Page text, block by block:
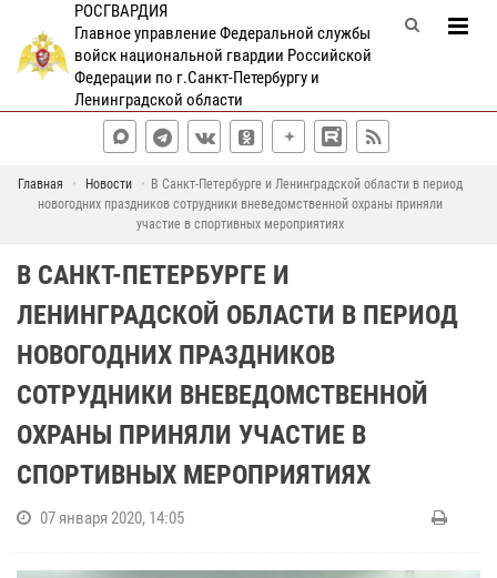
РОСГВАРДИЯ
Главное управление Федеральной службы
войск национальной гвардии Российской
Федерации по г.Санкт-Петербургу и
Ленинградской области
Главная Новости
В Санкт-Петербурге и Ленинградской области в период
новогодних праздников сотрудники вневедомственной охраны приняли
участие в спортивных мероприятиях
В САНКТ-ПЕТЕРБУРГЕ И
ЛЕНИНГРАДСКОЙ ОБЛАСТИ В ПЕРИОД
НОВОГОДНИХ ПРАЗДНИКОВ
СОТРУДНИКИ ВНЕВЕДОМСТВЕННОЙ
ОХРАНЫ ПРИНЯЛИ УЧАСТИЕ В
СПОРТИВНЫХ МЕРОПРИЯТИЯХ
07 января 2020, 14:05